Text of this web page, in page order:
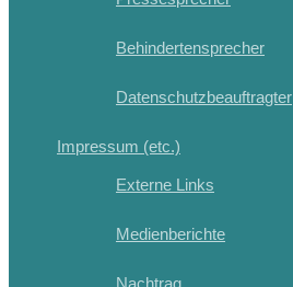
Behindertensprecher
Datenschutzbeauftragter
Impressum (etc.)
Externe Links
Medienberichte
Nachtrag